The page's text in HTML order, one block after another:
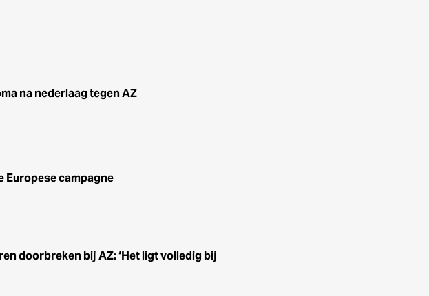
na nederlaag tegen AZ
campagne
doorbreken bij AZ: ‘Het ligt volledig bij